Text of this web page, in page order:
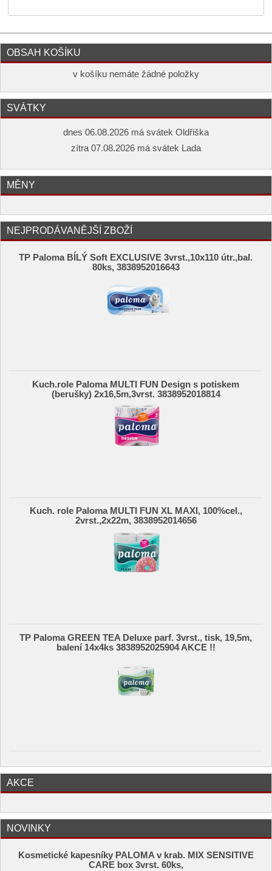
OBSAH KOŠÍKU
v košíku nemáte žádné položky
SVÁTKY
dnes 06.08.2026 má svátek Oldřiška
zítra 07.08.2026 má svátek Lada
MĚNY
NEJPRODÁVANĚJŠÍ ZBOŽÍ
TP Paloma BÍLÝ Soft EXCLUSIVE 3vrst.,10x110 útr.,bal.
80ks, 3838952016643
Kuch.role Paloma MULTI FUN Design s potiskem
(berušky) 2x16,5m,3vrst. 3838952018814
Kuch. role Paloma MULTI FUN XL MAXI, 100%cel.,
2vrst.,2x22m, 3838952014656
TP Paloma GREEN TEA Deluxe parf. 3vrst., tisk, 19,5m,
balení 14x4ks 3838952025904 AKCE !!
AKCE
NOVINKY
Kosmetické kapesníky PALOMA v krab. MIX SENSITIVE
CARE box 3vrst. 60ks,